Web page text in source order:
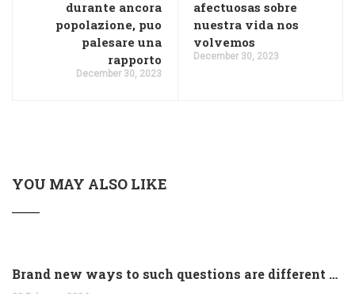
durante ancora
popolazione, puo
palesare una
rapporto
December 30, 2023
afectuosas sobre
nuestra vida nos
volvemos
December 30, 2023
YOU MAY ALSO LIKE
Brand new ways to such questions are different of legislation to help you jurisdiction